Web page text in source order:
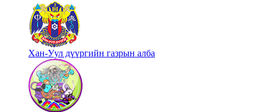
Хан-Уул дүүргийн газрын алба